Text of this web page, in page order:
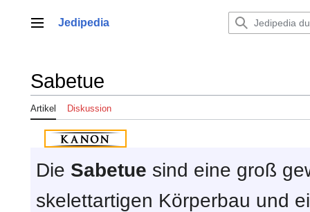
springenHauptmenü
Jedipedia
Sabetue
Artikel Diskussion
Die Sabetue sind eine groß
skelettartigen Körperbau und